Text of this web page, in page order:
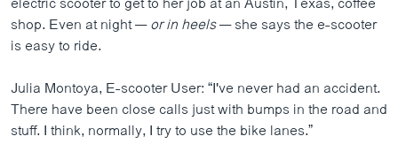
shop. Even at night —or in heels— she says the e-scooter
is easy to ride.
Julia Montoya, E-scooter User: “I've never had an accident.
There have been close calls just with bumps in the road and
stuff. I think, normally, I try to use the bike lanes.”